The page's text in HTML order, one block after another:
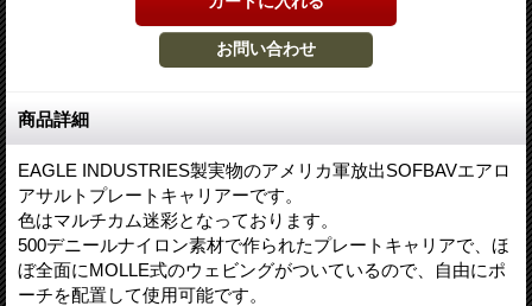
商品詳細
EAGLE INDUSTRIES製実物のアメリカ軍放出SOFBAVエアロ
アサルトプレートキャリアーです。
色はマルチカム迷彩となっております。
500デニールナイロン素材で作られたプレートキャリアで、ほ
ぼ全面にMOLLE式のウェビングがついているので、自由にポ
ーチを配置して使用可能です。